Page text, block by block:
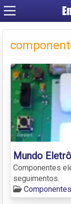
Mundo
Componentes
seguimentos.